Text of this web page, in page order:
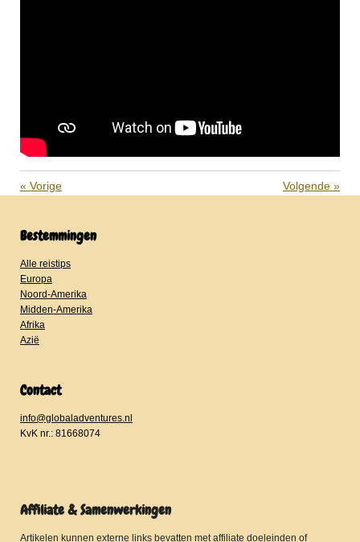
« Vorige Volgende »
Bestemmingen
Alle reistips
Europa
Noord-Amerika
Midden-Amerika
Afrika
Azië
Contact
info@globaladventures.nl
KvK nr.: 81668074
Affiliate & Samenwerkingen
Artikelen kunnen externe links bevatten met affiliate doeleinden of